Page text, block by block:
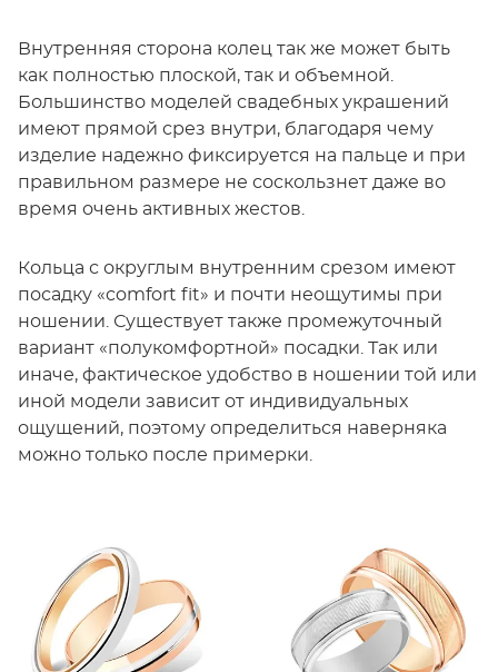
Внутренняя сторона колец так же может быть
как полностью плоской, так и объемной.
Большинство моделей свадебных украшений
имеют прямой срез внутри, благодаря чему
изделие надежно фиксируется на пальце и при
правильном размере не соскользнет даже во
время очень активных жестов.
Кольца с округлым внутренним срезом имеют
посадку «comfort fit» и почти неощутимы при
ношении. Существует также промежуточный
вариант «полукомфортной» посадки. Так или
иначе, фактическое удобство в ношении той или
иной модели зависит от индивидуальных
ощущений, поэтому определиться наверняка
можно только после примерки.